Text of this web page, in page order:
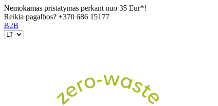
Nemokamas pristatymas perkant nuo 35 Eur*!
Reikia pagalbos? +370 686 15177
B2B